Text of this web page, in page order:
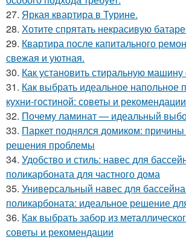
27. Яркая квартира в Турине.
28. Хотите спрятать некрасивую
29. Квартира после капитального
свежая и уютная.
30. Как установить стиральную
31. Как выбрать идеальное напольное
кухни-гостиной: советы и рекомендации
32. Почему ламинат — идеальный
33. Паркет поднялся домиком:
решения проблемы
34. Удобство и стиль: навес для
поликарбоната для частного дома
35. Универсальный навес для
поликарбоната: идеальное решение
36. Как выбрать забор из
советы и рекомендации